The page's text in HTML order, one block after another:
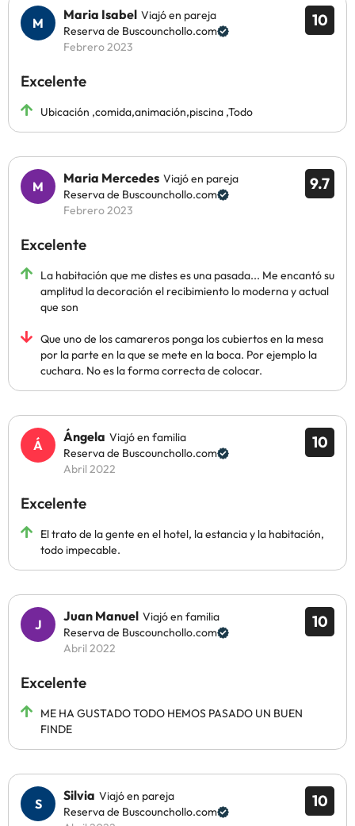
10
Maria Isabel Viajó en pareja
Reserva de Buscounchollo.com
Febrero 2023
Excelente
Ubicación ,comida,animación,piscina ,Todo
9.7
Maria Mercedes Viajó en pareja
Reserva de Buscounchollo.com
Febrero 2023
Excelente
La habitación que me distes es una pasada... Me encantó su
amplitud la decoración el recibimiento lo moderna y actual
que son
Que uno de los camareros ponga los cubiertos en la mesa
por la parte en la que se mete en la boca. Por ejemplo la
cuchara. No es la forma correcta de colocar.
10
Ángela Viajó en familia
Reserva de Buscounchollo.com
Abril 2022
Excelente
El trato de la gente en el hotel, la estancia y la habitación,
todo impecable.
10
Juan Manuel Viajó en familia
Reserva de Buscounchollo.com
Abril 2022
Excelente
ME HA GUSTADO TODO HEMOS PASADO UN BUEN
FINDE
10
Silvia Viajó en pareja
Reserva de Buscounchollo.com